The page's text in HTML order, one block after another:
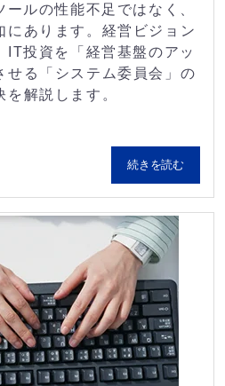
ルの性能不足ではなく、
にあります。経営ビジョン
IT投資を「経営基盤のアッ
せる「システム委員会」の
解説します。
続きを読む